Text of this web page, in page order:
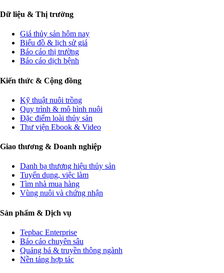
Dữ liệu & Thị trường
Giá thủy sản hôm nay
Biểu đồ & lịch sử giá
Báo cáo thị trường
Báo cáo dịch bệnh
Kiến thức & Cộng đồng
Kỹ thuật nuôi trồng
Quy trình & mô hình nuôi
Đặc điểm loài thủy sản
Thư viện Ebook & Video
Giao thương & Doanh nghiệp
Danh bạ thương hiệu thủy sản
Tuyển dụng, việc làm
Tìm nhà mua hàng
Vùng nuôi và chứng nhận
Sản phẩm & Dịch vụ
Tepbac Enterprise
Báo cáo chuyên sâu
Quảng bá & truyền thông ngành
Nền tảng hợp tác